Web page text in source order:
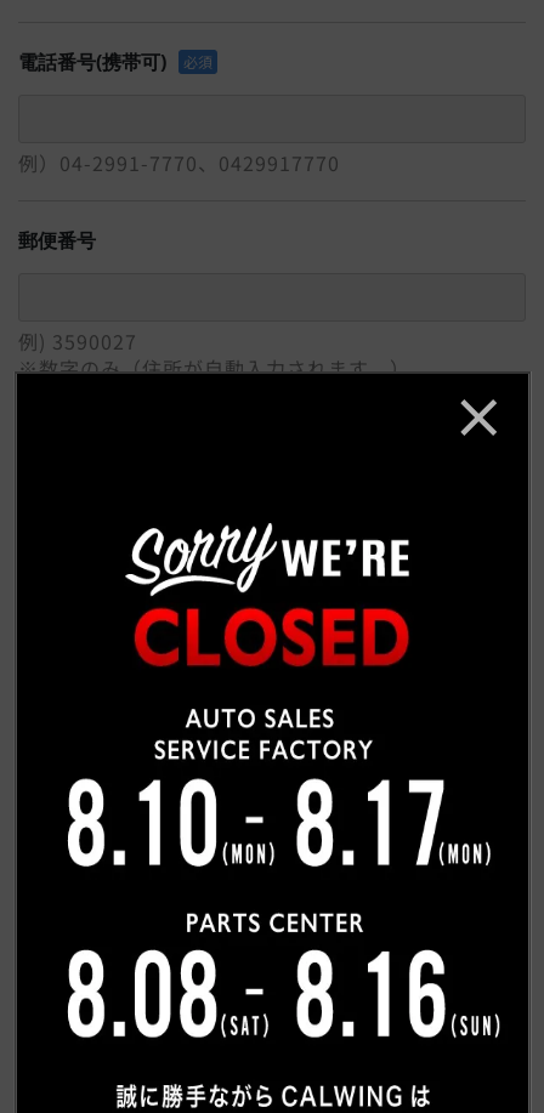
電話番号(携帯可) 必須
例）04-2991-7770、0429917770
郵便番号
例) 3590027
※数字のみ（住所が自動入力されます。）
例) 埼玉県所沢市
番地 / 建物 / 会社名
希望連絡方法 必須
電話
ご質問内容